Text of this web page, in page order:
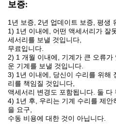
보증:
1년 보증, 2년 업데이트 보증, 평생
1) 1년 이내에, 어떤 액세서리가 잘
세서리를 보낼 것입니다,
무료입니다.
2) 1 개월 이내에, 기계가 큰 오류가
운 기계를 보낼 것입니다.
3) 1년 이내에, 당신이 수리를 위해
리를 책임질 것입니다,
액세서리 변경도 포함됩니다. 둘 다
4) 1년 후, 우리는 기계 수리를 제
을 요구,
수동 비용에 대한 것이 아닙니다.